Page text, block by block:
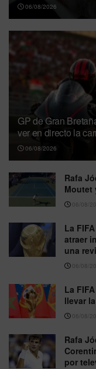
06/08/2026
GP de Gran
ver en directo la
06/08/2026
Rafa
Moutet
06/08/
La
atraer
una
06/08/
La
llevar
06/08/
Rafa
por